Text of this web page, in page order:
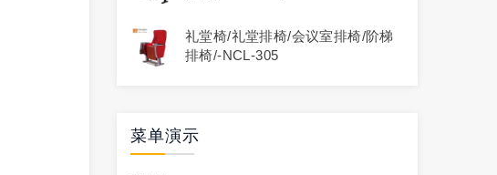
礼堂椅/礼堂排椅/会议室排椅/阶梯
排椅/-NCL-305
菜单演示